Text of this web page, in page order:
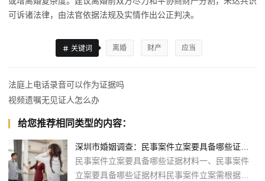
可诉诸法律，由法官依据法规及实情作出公正判决。
关键词 离婚 财产 应当
法庭上电话录音可以作为证据吗
视频遗嘱无见证人怎么办
给您推荐相同类型的内容：
深圳市婚姻调查：民事案件立案要具备哪些证据材料
民事案件立案要具备哪些证据材料一、民事案件
立案要具备哪些证据材料民事案件立案需根据具